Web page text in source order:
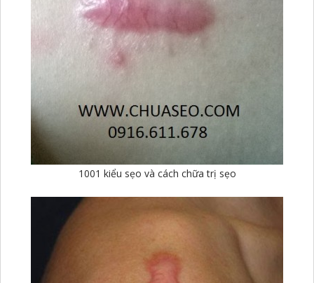
1001 kiểu sẹo và cách chữa trị sẹo